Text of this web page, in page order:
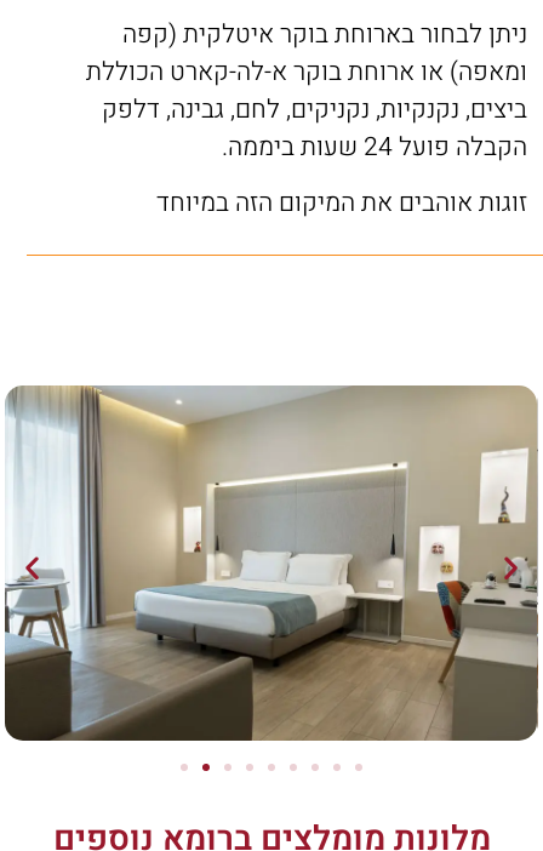
ניתן לבחור בארוחת בוקר איטלקית (קפה
ומאפה) או ארוחת בוקר א-לה-קארט הכוללת
ביצים, נקנקיות, נקניקים, לחם, גבינה, דלפק
הקבלה פועל 24 שעות ביממה.
זוגות אוהבים את המיקום הזה במיוחד
מלונות מומלצים ברומא נוספים